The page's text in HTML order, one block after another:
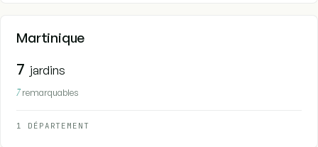
Martinique
7 jardins
7remarquables
1 DÉPARTEMENT